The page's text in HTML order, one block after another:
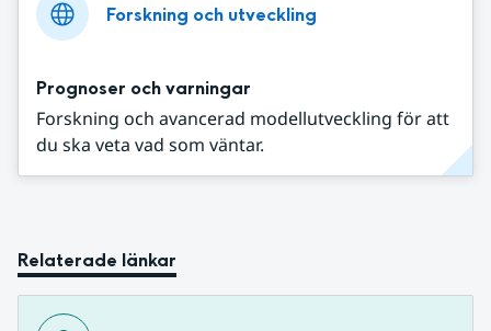
Forskning och utveckling
Prognoser och varningar
Forskning och avancerad modellutveckling för att
du ska veta vad som väntar.
Relaterade länkar